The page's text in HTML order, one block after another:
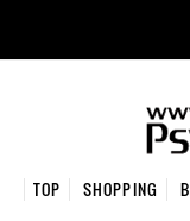
TOP SHOPPING